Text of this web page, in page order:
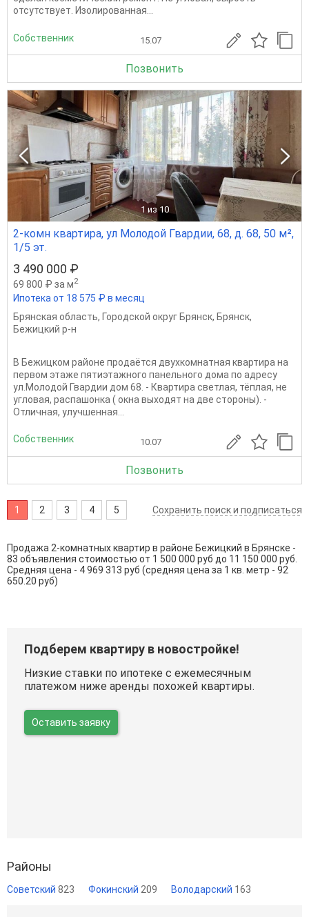
отсутствует. Изолированная...
Собственник 15.07
Позвонить
1 из 10
2-комн квартира, ул Молодой Гвардии, 68, д. 68, 50 м²,
1/5 эт.
3 490 000 ₽
69 800 ₽ за м2
Ипотека от 18 575 ₽ в месяц
Брянская область, Городской округ Брянск, Брянск,
Бежицкий р-н
В Бежицком районе продаётся двухкомнатная квартира на
первом этаже пятиэтажного панельного дома по адресу
ул.Молодой Гвардии дом 68. - Квартира светлая, тёплая, не
угловая, распашонка ( окна выходят на две стороны). -
Отличная, улучшенная...
Собственник 10.07
Позвонить
1 2 3 4 5 Сохранить поиск и подписаться
Продажа 2-комнатных квартир в районе Бежицкий в Брянске -
83 объявления стоимостью от 1 500 000 руб до 11 150 000 руб.
Средняя цена - 4 969 313 руб (средняя цена за 1 кв. метр - 92
650.20 руб)
Подберем квартиру в новостройке!
Низкие ставки по ипотеке с ежемесячным
платежом ниже аренды похожей квартиры.
Оставить заявку
Районы
Советский 823 Фокинский 209 Володарский 163